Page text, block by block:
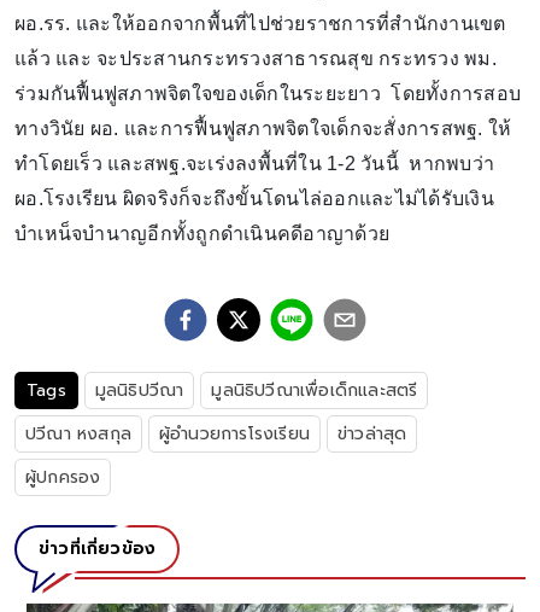
ผอ.รร. และให้ออกจากพื้นที่ไปช่วยราชการที่สำนักงานเขต
แล้ว และ จะประสานกระทรวงสาธารณสุข กระทรวง พม.
ร่วมกันฟื้นฟูสภาพจิตใจของเด็กในระยะยาว โดยทั้งการสอบ
ทางวินัย ผอ. และการฟื้นฟูสภาพจิตใจเด็กจะสั่งการสพฐ. ให้
ทำโดยเร็ว และสพฐ.จะเร่งลงพื้นที่ใน 1-2 วันนี้ หากพบว่า
ผอ.โรงเรียน ผิดจริงก็จะถึงขั้นโดนไล่ออกและไม่ได้รับเงิน
บำเหน็จบำนาญอีกทั้งถูกดำเนินคดีอาญาด้วย
Tags มูลนิธิปวีณา
มูลนิธิปวีณาเพื่อเด็กและสตรี
ปวีณา หงสกุล
ผู้อำนวยการโรงเรียน
ข่าวล่าสุด
ผู้ปกครอง
ข่าวที่เกี่ยวข้อง